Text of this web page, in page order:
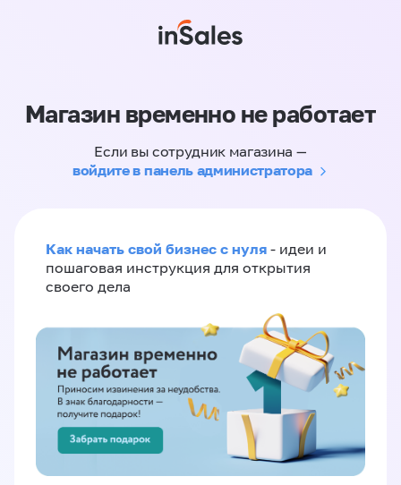
Магазин временно не работает
Если вы сотрудник магазина —
войдите в панель администратора
Как начать свой бизнес с нуля - идеи и
пошаговая инструкция для открытия
своего дела